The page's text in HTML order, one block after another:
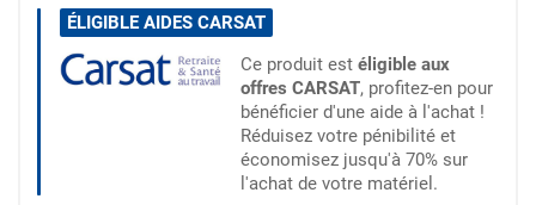
ÉLIGIBLE AIDES CARSAT
Ce produit est éligible aux
offres CARSAT, profitez-en pour
bénéficier d'une aide à l'achat !
Réduisez votre pénibilité et
économisez jusqu'à 70% sur
l'achat de votre matériel.